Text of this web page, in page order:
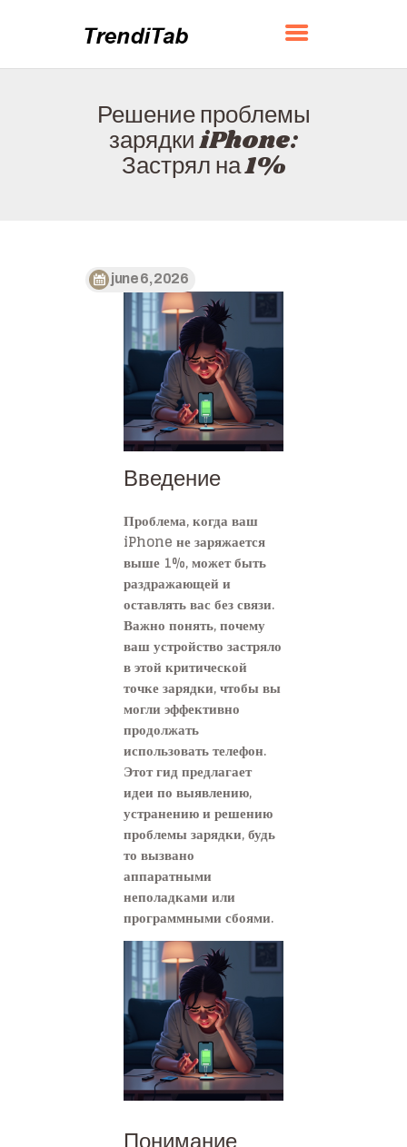
Решение проблемы
зарядки iPhone:
Застрял на 1%
TRENDITAB
ГЛАВНАЯ
О НАС
КОНТАКТЫ
june 6, 2026
Введение
Проблема, когда ваш
iPhone не заряжается
выше 1%, может быть
раздражающей и
оставлять вас без связи.
Важно понять, почему
ваш устройство застряло
в этой критической
точке зарядки, чтобы вы
могли эффективно
продолжать
использовать телефон.
Этот гид предлагает
идеи по выявлению,
устранению и решению
проблемы зарядки, будь
то вызвано
аппаратными
неполадками или
программными сбоями.